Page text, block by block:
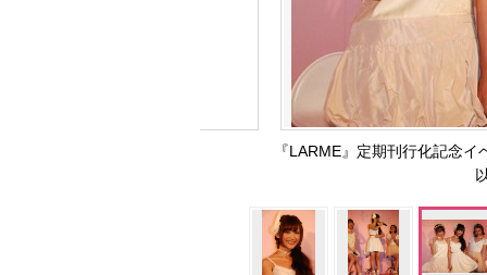
『LARME』定期刊行化記念